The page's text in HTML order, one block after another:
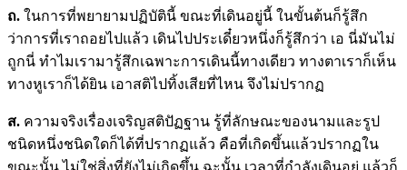
ถ. ในการที่พยายามปฏิบัตินี้ ขณะที่เดินอยู่นี้ ในขั้นต้นก็รู้สึก
ว่าการที่เราถอยไปแล้ว เดินไปประเดี๋ยวหนึ่งก็รู้สึกว่า เอ นี่มันไม่
ถูกนี่ ทำไมเรามารู้สึกเฉพาะการเดินนี้ทางเดียว ทางตาเราก็เห็น
ทางหูเราก็ได้ยิน เอาสติไปทิ้งเสียที่ไหน จึงไม่ปรากฏ
ส. ความจริงเรื่องเจริญสติปัฏฐาน รู้ที่ลักษณะของนามและรูป
ชนิดหนึ่งชนิดใดก็ได้ที่ปรากฏแล้ว คือที่เกิดขึ้นแล้วปรากฏใน
ขณะนั้น ไม่ใช่สิ่งที่ยังไม่เกิดขึ้น ฉะนั้น เวลาที่กำลังเดินอยู่ แล้วก็